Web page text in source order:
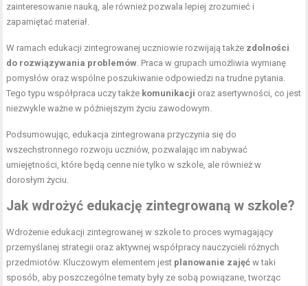
zainteresowanie nauką, ale również pozwala lepiej zrozumieć i
zapamiętać materiał.
W ramach edukacji zintegrowanej uczniowie rozwijają także zdolności
do rozwiązywania problemów . Praca w grupach umożliwia wymianę
pomysłów oraz wspólne poszukiwanie odpowiedzi na trudne pytania.
Tego typu współpraca uczy także komunikacji oraz asertywności, co jest
niezwykle ważne w późniejszym życiu zawodowym.
Podsumowując, edukacja zintegrowana przyczynia się do
wszechstronnego rozwoju uczniów, pozwalając im nabywać
umiejętności, które będą cenne nie tylko w szkole, ale również w
dorosłym życiu.
Jak wdrożyć edukację zintegrowaną w szkole?
Wdrożenie edukacji zintegrowanej w szkole to proces wymagający
przemyślanej strategii oraz aktywnej współpracy nauczycieli różnych
przedmiotów. Kluczowym elementem jest planowanie zajęć w taki
sposób, aby poszczególne tematy były ze sobą powiązane, tworząc